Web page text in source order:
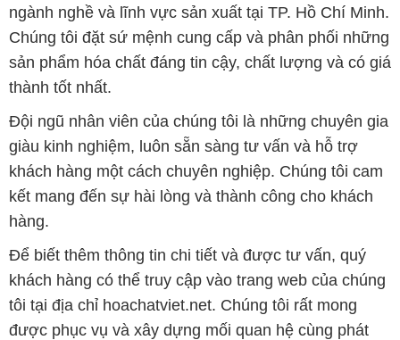
Đội ngũ nhân viên của chúng tôi là những chuyên gia
giàu kinh nghiệm, luôn sẵn sàng tư vấn và hỗ trợ
khách hàng một cách chuyên nghiệp. Chúng tôi cam
kết mang đến sự hài lòng và thành công cho khách
hàng.
Để biết thêm thông tin chi tiết và được tư vấn, quý
khách hàng có thể truy cập vào trang web của chúng
tôi tại địa chỉ hoachatviet.net. Chúng tôi rất mong
được phục vụ và xây dựng mối quan hệ cùng phát
triển lâu dài với quý khách hàng.
Bản quyền © 2016 hoachatviet.net
CÔNG TY XNK TM SX HÓA CHẤT ĐẮC TRƯỜNG PHÁT